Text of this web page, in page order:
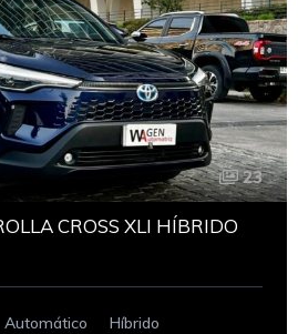
23
CROSS XLI HÍBRIDO
Automático Híbrido